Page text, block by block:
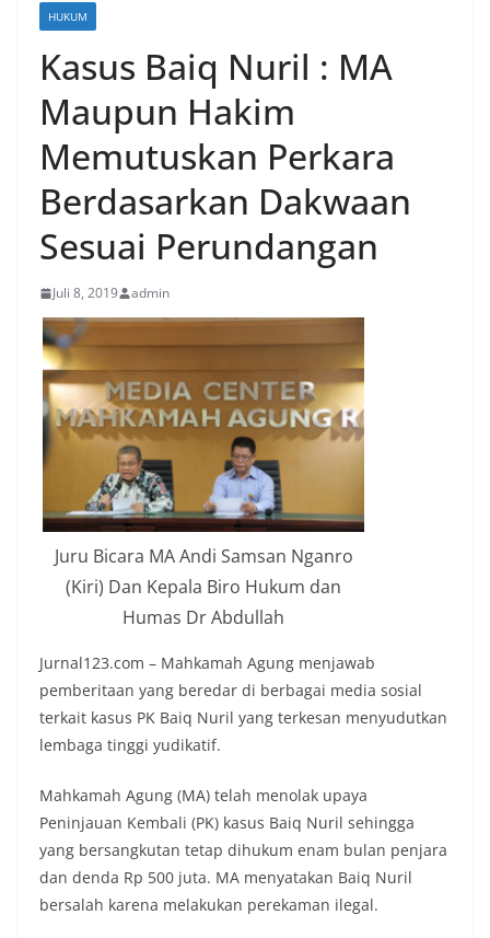
HUKUM
Kasus Baiq Nuril : MA
Maupun Hakim
Memutuskan Perkara
Berdasarkan Dakwaan
Sesuai Perundangan
Juli 8, 2019 admin
Juru Bicara MA Andi Samsan Nganro
(Kiri) Dan Kepala Biro Hukum dan
Humas Dr Abdullah
Jurnal123.com – Mahkamah Agung menjawab
pemberitaan yang beredar di berbagai media sosial
terkait kasus PK Baiq Nuril yang terkesan menyudutkan
lembaga tinggi yudikatif.
Mahkamah Agung (MA) telah menolak upaya
Peninjauan Kembali (PK) kasus Baiq Nuril sehingga
yang bersangkutan tetap dihukum enam bulan penjara
dan denda Rp 500 juta. MA menyatakan Baiq Nuril
bersalah karena melakukan perekaman ilegal.